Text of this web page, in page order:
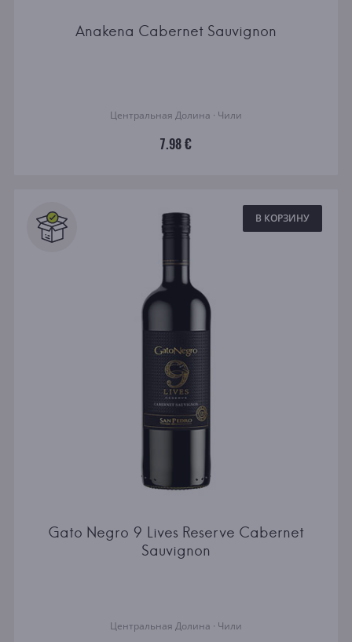
Anakena Cabernet Sauvignon
Центральная Долина · Чили
7.98 €
В КОРЗИНУ
Gato Negro 9 Lives Reserve Cabernet
Sauvignon
Центральная Долина · Чили